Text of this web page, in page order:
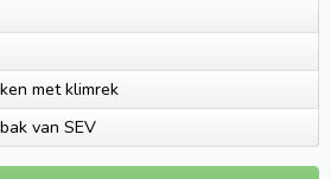
met klimrek
van SEV